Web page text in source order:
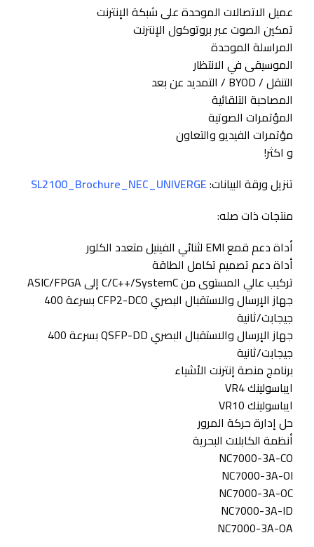
عميل الاتصالات الموحدة على شبكة الإنترنت
تمكين الصوت عبر بروتوكول الإنترنت
المراسلة الموحدة
الموسيقى في الانتظار
التنقل / BYOD / التمديد عن بعد
المصاحبة التلقائية
المؤتمرات الصوتية
مؤتمرات الفيديو والتعاون
و اكثر!
تنزيل ورقة البيانات:SL2100_Brochure_NEC_UNIVERGE
منتجات ذات صله:
أداة دعم قمع EMI لثنائي الفينيل متعدد الكلور
أداة دعم تصميم تكامل الطاقة
تركيب عالي المستوى من C/C++/SystemC إلى ASIC/FPGA
جهاز الإرسال والاستقبال البصري CFP2-DCO بسرعة 400
جيجابت/ثانية
جهاز الإرسال والاستقبال البصري QSFP-DD بسرعة 400
جيجابت/ثانية
برنامج منصة إنترنت الأشياء
ايباسولينك VR4
ايباسولينك VR10
حل إدارة حركة المرور
أنظمة الكابلات البحرية
NC7000-3A-CO
NC7000-3A-OI
NC7000-3A-OC
NC7000-3A-ID
NC7000-3A-OA